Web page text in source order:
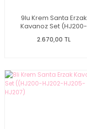
9lu Krem Santa Erzak
Kavanoz Set (HJ200-
2.670,00 TL